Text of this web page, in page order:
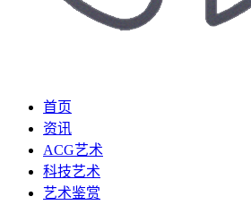
首页
资讯
ACG艺术
科技艺术
艺术鉴赏